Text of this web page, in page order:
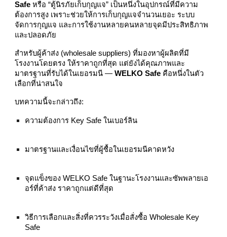
Safe หรือ “ตู้นิรภัยเก็บกุญแจ” เป็นหนึ่งในอุปกรณ์ที่มีความ
ต้องการสูง เพราะช่วยให้การเก็บกุญแจจำนวนเยอะ ระบบ
จัดการกุญแจ และการใช้งานหลายคนหลายจุดมีประสิทธิภาพ
และปลอดภัย
สำหรับผู้ค้าส่ง (wholesale suppliers) ที่มองหาผู้ผลิตที่มี
โรงงานโดยตรง ให้ราคาถูกที่สุด แต่ยังได้คุณภาพและ
มาตรฐานที่รับได้ในเยอรมนี —WELKO Safe คือหนึ่งในตัว
เลือกที่น่าสนใจ
บทความนี้จะกล่าวถึง:
ความต้องการ Key Safe ในเบอร์ลิน
มาตรฐานและเงื่อนไขที่ผู้ซื้อในเยอรมนีคาดหวัง
จุดแข็งของ WELKO Safe ในฐานะโรงงานและซัพพลายเอ
อร์ที่ค้าส่ง ราคาถูกแต่ดีที่สุด
วิธีการเลือกและสิ่งที่ควรระวังเมื่อสั่งซื้อ Wholesale Key
Safe